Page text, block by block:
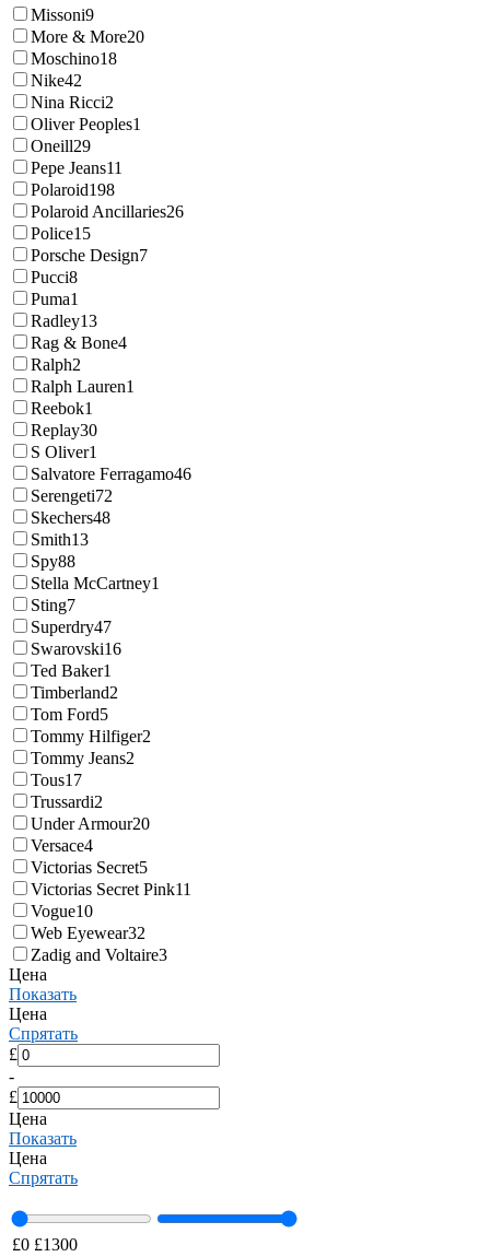
Missoni9
More & More20
Moschino18
Nike42
Nina Ricci2
Oliver Peoples1
Oneill29
Pepe Jeans11
Polaroid198
Polaroid Ancillaries26
Police15
Porsche Design7
Pucci8
Puma1
Radley13
Rag & Bone4
Ralph2
Ralph Lauren1
Reebok1
Replay30
S Oliver1
Salvatore Ferragamo46
Serengeti72
Skechers48
Smith13
Spy88
Stella McCartney1
Sting7
Superdry47
Swarovski16
Ted Baker1
Timberland2
Tom Ford5
Tommy Hilfiger2
Tommy Jeans2
Tous17
Trussardi2
Under Armour20
Versace4
Victorias Secret5
Victorias Secret Pink11
Vogue10
Web Eyewear32
Zadig and Voltaire3
Цена
Показать
Цена
Спрятать
£
-
£
Цена
Показать
Цена
Спрятать
£0 £1300